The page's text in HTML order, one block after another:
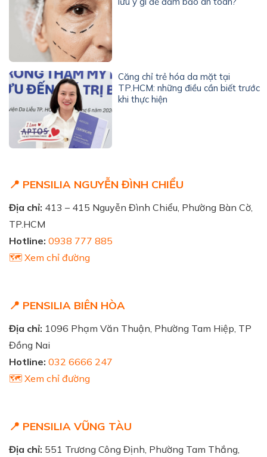
Căng chỉ trẻ hóa da mặt tại
TP.HCM: những điều cần biết trước
khi thực hiện
📍 PENSILIA NGUYỄN ĐÌNH CHIỂU
Địa chỉ: 413 – 415 Nguyễn Đình Chiểu, Phường Bàn Cờ,
TP.HCM
Hotline: 0938 777 885
🗺️ Xem chỉ đường
📍 PENSILIA BIÊN HÒA
Địa chỉ: 1096 Phạm Văn Thuận, Phường Tam Hiệp, TP
Đồng Nai
Hotline: 032 6666 247
🗺️ Xem chỉ đường
📍 PENSILIA VŨNG TÀU
Địa chỉ: 551 Trương Công Định, Phường Tam Thắng,